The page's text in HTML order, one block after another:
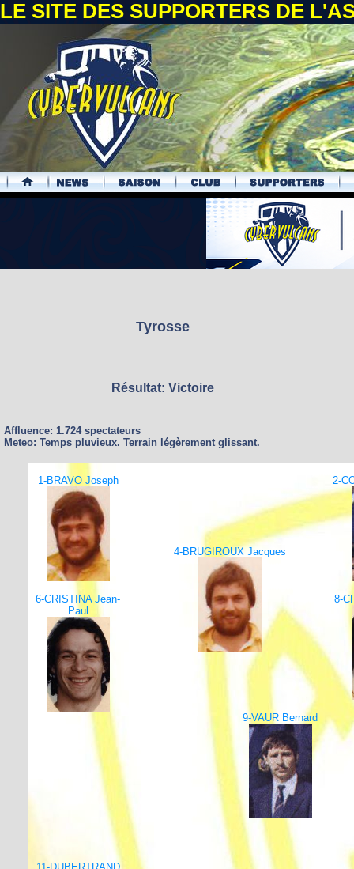
LE SITE DES SUPPORTERS DE
.
Tyrosse
Résultat: Victoire
Affluence: 1.724 spectateurs
Meteo: Temps pluvieux. Terrain légèrement glissant.
1-BRAVO Joseph 2-
4-BRUGIROUX Jacques
6-CRISTINA Jean-
Paul
8-
9-VAUR Bernard